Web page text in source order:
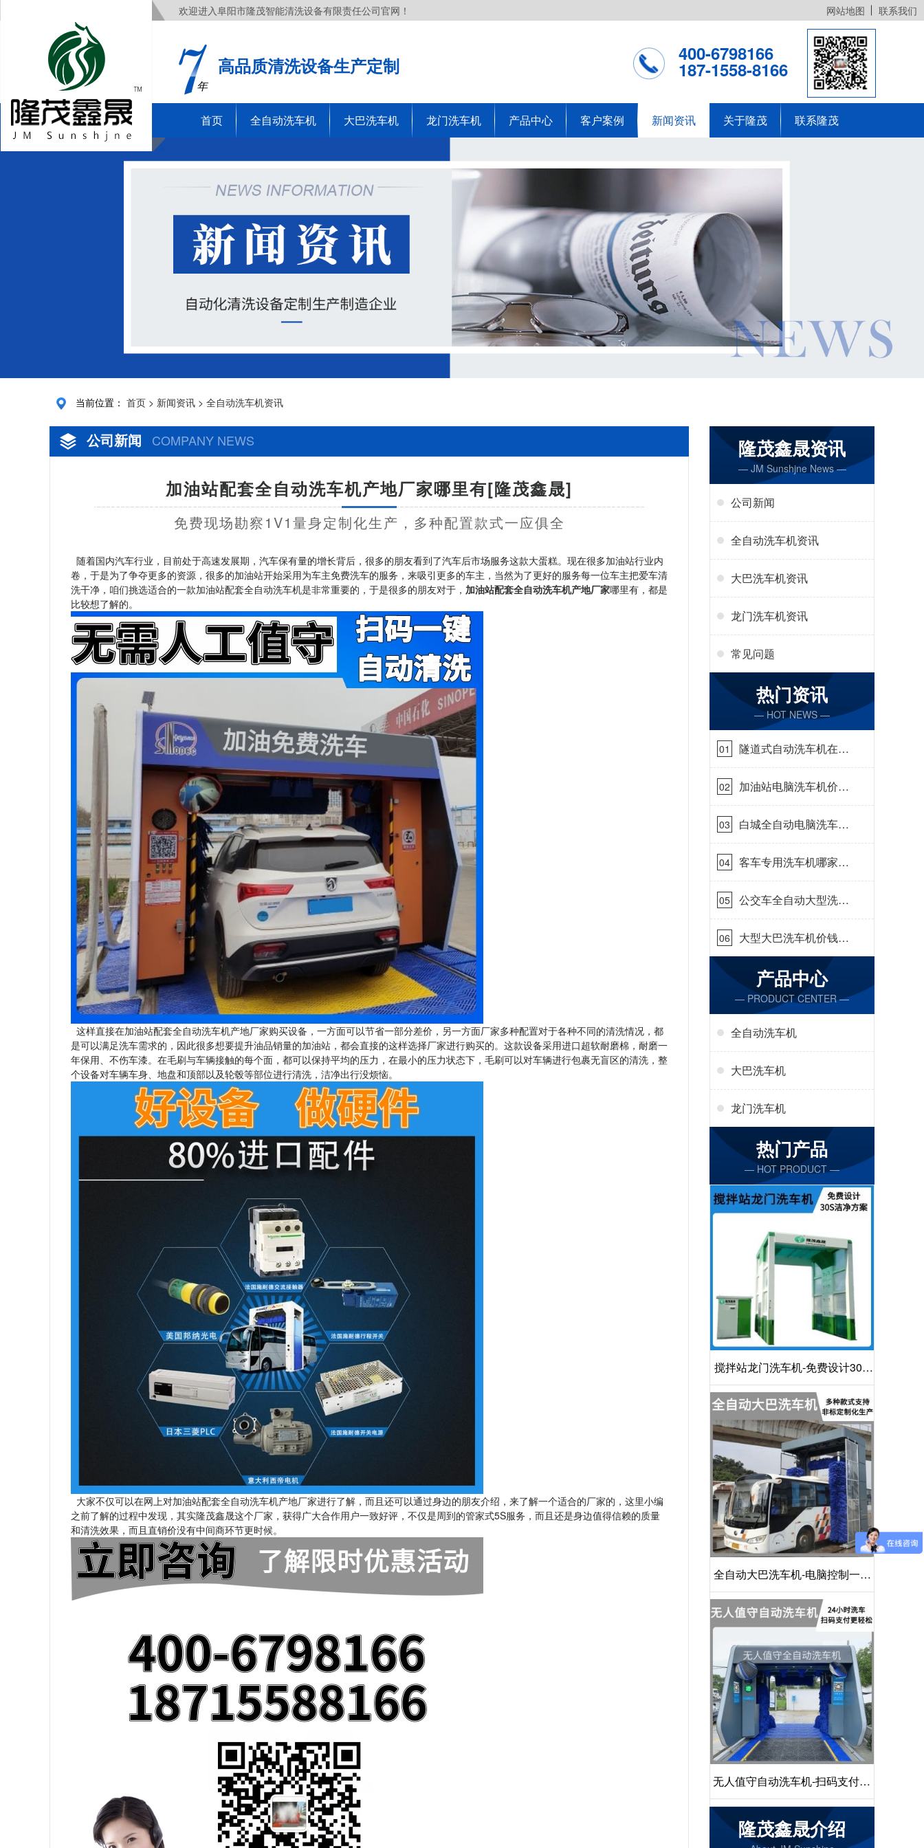
欢迎进入阜阳市隆茂智能清洗设备有限责任公司官网！ 网站地图 联系我们
年
高品质清洗设备生产定制
400-6798166
187-1558-8166
首页 全自动洗车机 大巴洗车机 龙门洗车机 产品中心 客户案例 新闻资讯 关于隆茂 联系隆茂
当前位置： 首页 > 新闻资讯 > 全自动洗车机资讯
公司新闻 COMPANY NEWS
加油站配套全自动洗车机产地厂家哪里有[隆茂鑫晟]
免费现场勘察1V1量身定制化生产，多种配置款式一应俱全
随着国内汽车行业，目前处于高速发展期，汽车保有量的增长背后，很多的朋友看到了汽车后市场服务这款大蛋糕。现在很多加油站行业内
卷，于是为了争夺更多的资源，很多的加油站开始采用为车主免费洗车的服务，来吸引更多的车主，当然为了更好的服务每一位车主把爱车清
洗干净，咱们挑选适合的一款加油站配套全自动洗车机是非常重要的，于是很多的朋友对于， 加油站配套全自动洗车机产地厂家哪里有，都是
比较想了解的。
这样直接在加油站配套全自动洗车机产地厂家购买设备，一方面可以节省一部分差价，另一方面厂家多种配置对于各种不同的清洗情况，都
是可以满足洗车需求的，因此很多想要提升油品销量的加油站，都会直接的这样选择厂家进行购买的。这款设备采用进口超软耐磨棉，耐磨一
年保用、不伤车漆。在毛刷与车辆接触的每个面，都可以保持平均的压力，在最小的压力状态下，毛刷可以对车辆进行包裹无盲区的清洗，整
个设备对车辆车身、地盘和顶部以及轮毂等部位进行清洗，洁净出行没烦恼。
大家不仅可以在网上对加油站配套全自动洗车机产地厂家进行了解，而且还可以通过身边的朋友介绍，来了解一个适合的厂家的，这里小编
之前了解的过程中发现，其实隆茂鑫晟这个厂家，获得广大合作用户一致好评，不仅是周到的管家式5S服务，而且还是身边值得信赖的质量
和清洗效果，而且直销价没有中间商环节更时候。
隆茂鑫晟资讯
— JM Sunshjne News —
公司新闻
全自动洗车机资讯
大巴洗车机资讯
龙门洗车机资讯
常见问题
热门资讯
— HOT NEWS —
01
隧道式自动洗车机在哪
里购买[隆茂鑫晟]
02
加油站电脑洗车机价格
怎么样[隆茂鑫晟]
03
白城全自动电脑洗车
机-ADV防冻冬季正常
使用[隆茂鑫晟]
04
客车专用洗车机哪家的
好[隆茂鑫晟]
05
公交车全自动大型洗车
机什么价钱[隆茂鑫晟]
06
大型大巴洗车机价钱怎
么样[隆茂鑫晟]
产品中心
— PRODUCT CENTER —
全自动洗车机
大巴洗车机
龙门洗车机
热门产品
— HOT PRODUCT —
搅拌站龙门洗车机-免费设计30S
洁净方案[隆茂鑫晟]
全自动大巴洗车机-电脑控制一键
启动清洗[隆茂鑫晟]
无人值守自动洗车机-扫码支付24
小时不停机洗车[隆茂鑫晟]
隆茂鑫晟介绍